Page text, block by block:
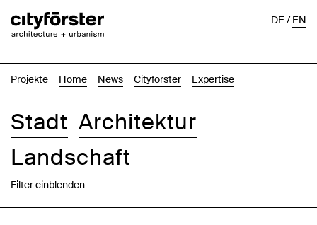
Projekte Home News Cityförster Expertise
DE/EN
Stadt Architektur
Landschaft
Filter einblenden